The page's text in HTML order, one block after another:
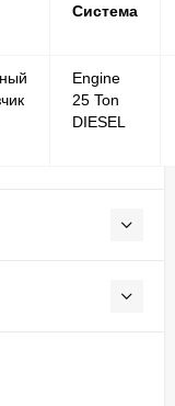
Система
Engine
25 Ton
DIESEL